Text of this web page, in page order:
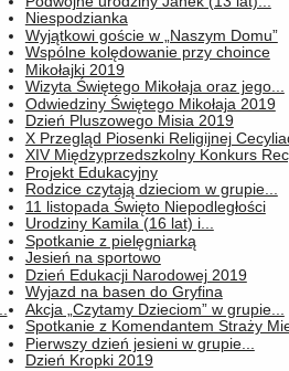
Niespodzianka
Wyjątkowi goście w „Naszym Domu”
Wspólne kolędowanie przy choince
Mikołajki 2019
Wizyta Świętego Mikołaja oraz jego...
Odwiedziny Świętego Mikołaja 2019
Dzień Pluszowego Misia 2019
X Przegląd Piosenki Religijnej
XIV Międzyprzedszkolny Konkurs
Projekt Edukacyjny
Rodzice czytają dzieciom w grupie...
11 listopada Święto Niepodległości
Urodziny Kamila (16 lat) i...
Spotkanie z pielęgniarką
Jesień na sportowo
Dzień Edukacji Narodowej 2019
Wyjazd na basen do Gryfina
Akcja „Czytamy Dzieciom” w grupie...
Spotkanie z Komendantem Straży
Pierwszy dzień jesieni w grupie...
Dzień Kropki 2019